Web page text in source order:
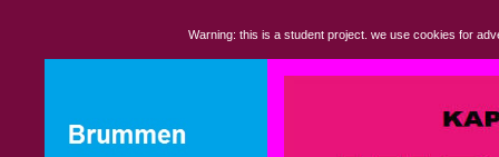
Warning: this is a student project. we use cookies for